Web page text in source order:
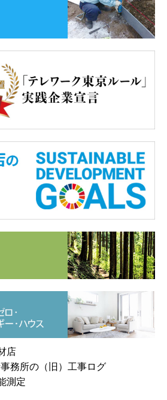
店
務所の（旧）工事ログ
測定